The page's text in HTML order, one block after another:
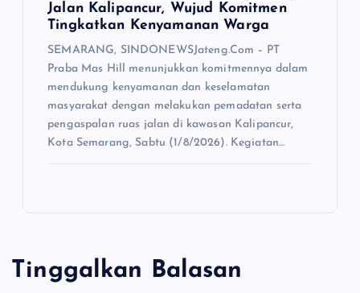
Jalan Kalipancur, Wujud Komitmen
Tingkatkan Kenyamanan Warga
SEMARANG, SINDONEWSJateng.Com – PT
Praba Mas Hill menunjukkan komitmennya dalam
mendukung kenyamanan dan keselamatan
masyarakat dengan melakukan pemadatan serta
pengaspalan ruas jalan di kawasan Kalipancur,
Kota Semarang, Sabtu (1/8/2026). Kegiatan…
Tinggalkan Balasan